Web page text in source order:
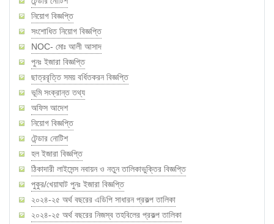
নিয়োগ বিজ্ঞপ্তি
সংশোধিত নিয়োগ বিজ্ঞপ্তি
NOC- মোঃ আলী আসাদ
পুনঃ ইজারা বিজ্ঞপ্তি
ছাত্ররৃত্তি সময় বর্ধিতকরন বিজ্ঞপ্তি
ভূমি সংক্রান্ত তথ্য
অফিস আদেশ
নিয়োগ বিজ্ঞপ্তি
টেন্ডার নোটিশ
হল ইজারা বিজ্ঞপ্তি
ঠিকাদারী লাইসেন্স নবায়ন ও নতুন তালিকাভুক্তির বিজ্ঞপ্তি
পুকুর/খেয়াঘাট পুনঃ ইজারা বিজ্ঞপ্তি
২০২৪-২৫ অর্থ বছরের এডিপি সাধারন প্রকল্প তালিকা
২০২৪-২৫ অর্থ বছরের নিজস্ব তহবিলের প্রকল্প তালিকা